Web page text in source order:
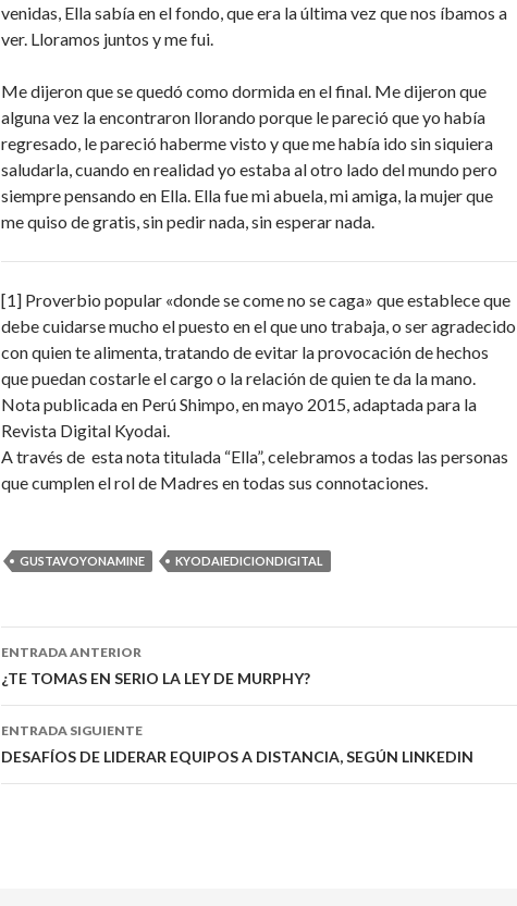
venidas, Ella sabía en el fondo, que era la última vez que nos íbamos a
ver. Lloramos juntos y me fui.
Me dijeron que se quedó como dormida en el final. Me dijeron que
alguna vez la encontraron llorando porque le pareció que yo había
regresado, le pareció haberme visto y que me había ido sin siquiera
saludarla, cuando en realidad yo estaba al otro lado del mundo pero
siempre pensando en Ella. Ella fue mi abuela, mi amiga, la mujer que
me quiso de gratis, sin pedir nada, sin esperar nada.
[1] Proverbio popular «donde se come no se caga» que establece que
debe cuidarse mucho el puesto en el que uno trabaja, o ser agradecido
con quien te alimenta, tratando de evitar la provocación de hechos
que puedan costarle el cargo o la relación de quien te da la mano.
Nota publicada en Perú Shimpo, en mayo 2015, adaptada para la
Revista Digital Kyodai.
A través de esta nota titulada “Ella”, celebramos a todas las personas
que cumplen el rol de Madres en todas sus connotaciones.
GUSTAVOYONAMINE KYODAIEDICIONDIGITAL
Navegación
de
entradas
ENTRADA ANTERIOR
¿TE TOMAS EN SERIO LA LEY DE MURPHY?
ENTRADA SIGUIENTE
DESAFÍOS DE LIDERAR EQUIPOS A DISTANCIA, SEGÚN LINKEDIN